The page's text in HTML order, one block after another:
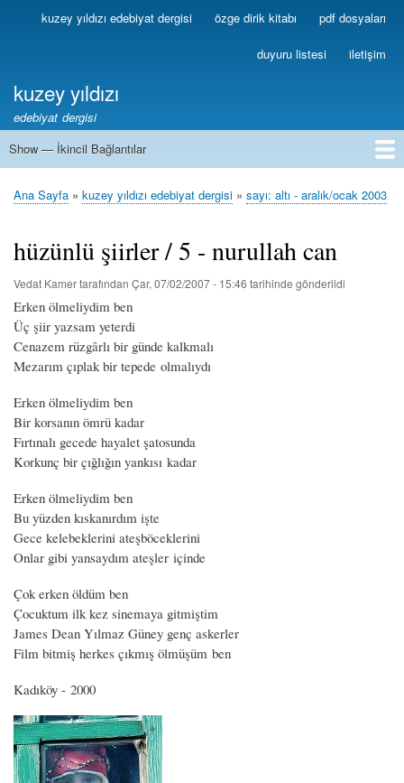
Ana
içeriğe
Birincilkuzey yıldızı edebiyat dergisi özge dirik kitabı pdf dosyaları
duyuru listesi iletişim
kuzey yıldızı
edebiyat dergisi
İkincil
Show — İkincil Bağlantılar
1
2
3
4
5
6
7
8
9
10
11
12
13
Sayfa
Ana Sayfa kuzey yıldızı edebiyat dergisi sayı: altı - aralık/ocak 2003
hüzünlü şiirler / 5 - nurullah can
Vedat Kamertarafından Çar, 07/02/2007 - 15:46 tarihinde gönderildi
Erken ölmeliydim ben
Üç şiir yazsam yeterdi
Cenazem rüzgârlı bir günde kalkmalı
Mezarım çıplak bir tepede olmalıydı
Erken ölmeliydim ben
Bir korsanın ömrü kadar
Fırtınalı gecede hayalet şatosunda
Korkunç bir çığlığın yankısı kadar
Erken ölmeliydim ben
Bu yüzden kıskanırdım işte
Gece kelebeklerini ateşböceklerini
Onlar gibi yansaydım ateşler içinde
Çok erken öldüm ben
Çocuktum ilk kez sinemaya gitmiştim
James Dean Yılmaz Güney genç askerler
Film bitmiş herkes çıkmış ölmüşüm ben
Kadıköy - 2000